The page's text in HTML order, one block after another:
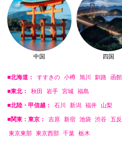
中国 四国
■北海道： すすきの 小樽 旭川 釧路 函館
■東北： 秋田 岩手 宮城 福島
■北陸・甲信越： 石川 新潟 福井 山梨
■関東：東京： 吉原 新宿 池袋 渋谷 五
東京東部 東京西部 千葉 栃木